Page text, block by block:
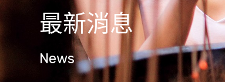
最新消息
News